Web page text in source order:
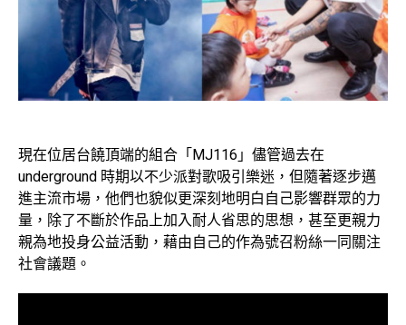
現在位居台饒頂端的組合「MJ116」儘管過去在
underground 時期以不少派對歌吸引樂迷，但隨著逐步邁
進主流市場，他們也貌似更深刻地明白自己影響群眾的力
量，除了不斷於作品上加入耐人省思的思想，甚至更親力
親為地投身公益活動，藉由自己的作為號召粉絲一同關注
社會議題。